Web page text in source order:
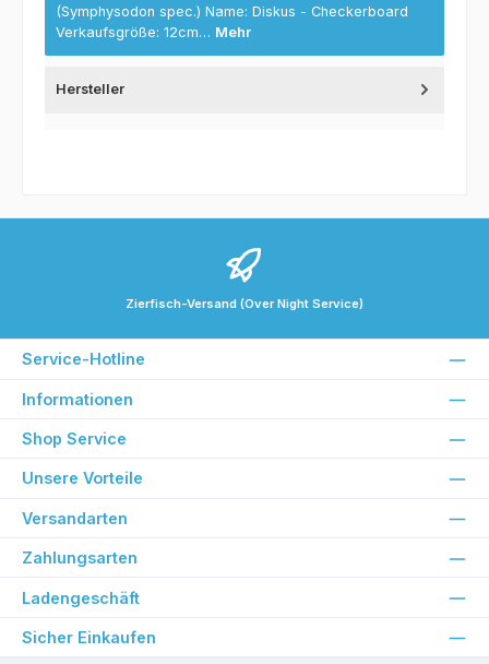
(Symphysodon spec.) Name: Diskus - Checkerboard
Verkaufsgröße: 12cm… Mehr
Hersteller
Zierfisch-Versand (Over Night Service)
Service-Hotline
Informationen
Shop Service
Unsere Vorteile
Versandarten
Zahlungsarten
Ladengeschäft
Sicher Einkaufen